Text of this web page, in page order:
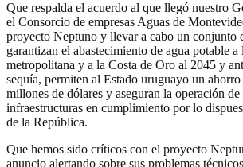
Que respalda el acuerdo al que llegó nuestro
el Consorcio de empresas Aguas de
proyecto Neptuno y llevar a cabo un conjunto
garantizan el abastecimiento de agua potable a
metropolitana y a la Costa de Oro al 2045 y
sequía, permiten al Estado uruguayo un
millones de dólares y aseguran la operación
infraestructuras en cumplimiento por lo
de la República.
Que hemos sido críticos con el proyecto
anuncio alertando sobre sus problemas